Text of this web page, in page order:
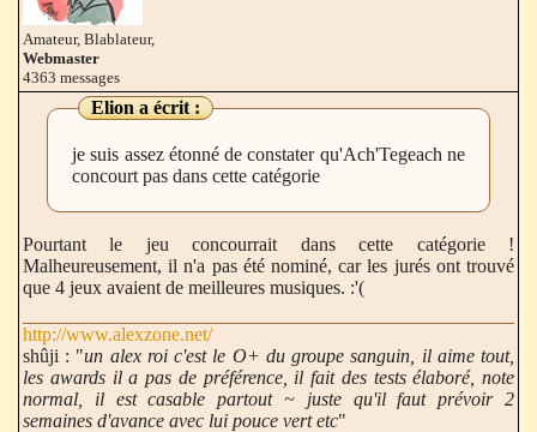
Amateur, Blablateur,
Webmaster
4363 messages
Elion a écrit :
je suis assez étonné de constater qu'Ach'Tegeach ne
concourt pas dans cette catégorie
Pourtant le jeu concourrait dans cette catégorie !
Malheureusement, il n'a pas été nominé, car les jurés ont trouvé
que 4 jeux avaient de meilleures musiques. :'(
http://www.alexzone.net/
shûji : "un alex roi c'est le O+ du groupe sanguin, il aime tout,
les awards il a pas de préférence, il fait des tests élaboré, note
normal, il est casable partout ~ juste qu'il faut prévoir 2
semaines d'avance avec lui pouce vert etc"